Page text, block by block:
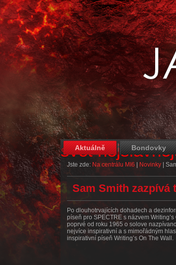
svět
Aktuálně Bondovky
Jste zde: Na centrálu MI6 Novinky
Sam Smith zazpívá
Po dlouhotrvajících dohadech a
píseň pro SPECTRE s názvem
poprvé od roku 1965 o solove
nejvíce inspirativní a s mimořádným
inspirativní píseň Writing’s On The Wall.